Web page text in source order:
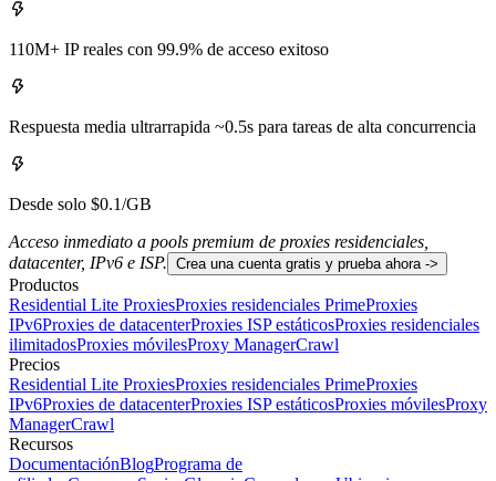
110M+ IP reales con 99.9% de acceso exitoso
Respuesta media ultrarrapida ~0.5s para tareas de alta concurrencia
Desde solo $0.1/GB
Acceso inmediato a pools premium de proxies residenciales,
datacenter, IPv6 e ISP. Crea una cuenta gratis y prueba ahora ->
Productos
Residential Lite ProxiesProxies residenciales PrimeProxies
IPv6Proxies de datacenterProxies ISP estáticosProxies residenciales
ilimitadosProxies móvilesProxy ManagerCrawl
Precios
Residential Lite ProxiesProxies residenciales PrimeProxies
IPv6Proxies de datacenterProxies ISP estáticosProxies móvilesProxy
ManagerCrawl
Recursos
DocumentaciónBlogPrograma de